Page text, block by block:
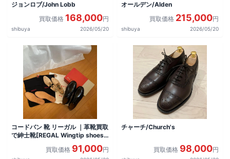
ジョンロブ/John Lobb
買取価格 168,000円
shibuya 2026/05/20
オールデン/Alden
買取価格 215,000円
shibuya 2026/05/20
コードバン 靴 リーガル ｜革靴買取
で紳士靴[REGAL Wingtip shoes]
買取価格 91,000円
チャーチ/Church's
買取価格 98,000円